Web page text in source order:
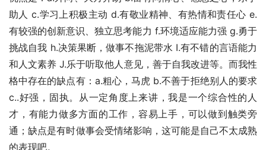
助人 c.学习上积极主动 d.有敬业精神、有热情和责任心 e.
有较强的创新意识、独立思考能力 f.环境适应能力强 g.勇于
挑战自我 h.决策果断，做事不拖泥带水 I.有不错的言语能力
和人文素养 J.乐于听取他人意见，善于自我改进等。而我性
格中存在的缺点有：a.粗心，马虎 b.不善于拒绝别人的要求
c..好强，固执。从一定角度上来讲，我是一个综合性的人
才，有能力做多方面的工作，容易上手，可以做到触类旁
通；缺点是有时做事会受情绪影响，这可能是自己不太成熟
的表现吧。